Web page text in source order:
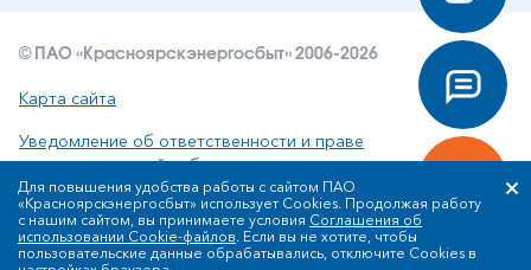
© ПАО «Красноярскэнергосбыт» 2006-2026
Карта сайта
Уведомление об ответственности и праве
интеллектуальной собственности
Политика ПАО «Красноярскэнергосбыт» в отношении
обработки персональных данных
Для повышения удобства работы с сайтом ПАО
«Красноярскэнергосбыт» использует Cookies. Продолжая работу
с нашим сайтом, вы принимаете условия Соглашения об
использовании Cookie-файлов. Если вы не хотите, чтобы
пользовательские данные обрабатывались, отключите Cookies в